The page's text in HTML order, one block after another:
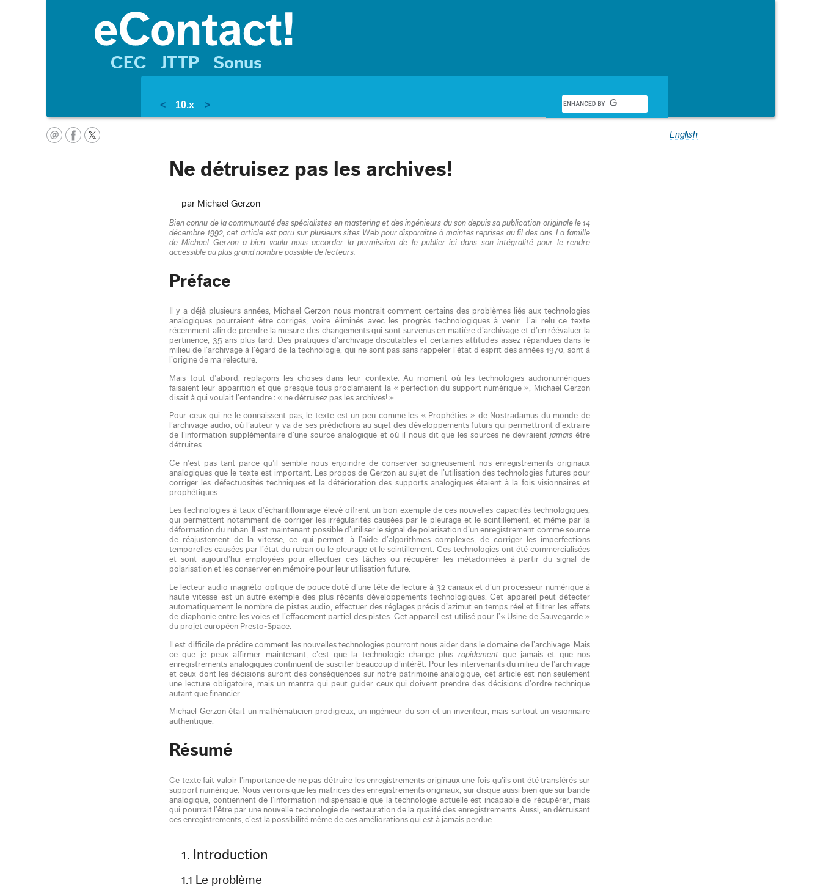
CEC JTTP Sonus
< 10.x >
English
Ne détruisez pas les archives!
par Michael Gerzon
Bien connu de la communauté des spécialistes en mastering et des ingénieurs du son depuis sa publication originale le 14
décembre 1992, cet article est paru sur plusieurs sites Web pour disparaître à maintes reprises au fil des ans. La famille
de Michael Gerzon a bien voulu nous accorder la permission de le publier ici dans son intégralité pour le rendre
accessible au plus grand nombre possible de lecteurs.
Préface
Il y a déjà plusieurs années, Michael Gerzon nous montrait comment certains des problèmes liés aux technologies
analogiques pourraient être corrigés, voire éliminés avec les progrès technologiques à venir. J’ai relu ce texte
récemment afin de prendre la mesure des changements qui sont survenus en matière d’archivage et d’en réévaluer la
pertinence, 35 ans plus tard. Des pratiques d’archivage discutables et certaines attitudes assez répandues dans le
milieu de l’archivage à l’égard de la technologie, qui ne sont pas sans rappeler l’état d’esprit des années 1970, sont à
l’origine de ma relecture.
Mais tout d’abord, replaçons les choses dans leur contexte. Au moment où les technologies audionumériques
faisaient leur apparition et que presque tous proclamaient la « perfection du support numérique », Michael Gerzon
disait à qui voulait l’entendre : « ne détruisez pas les archives! »
Pour ceux qui ne le connaissent pas, le texte est un peu comme les « Prophéties » de Nostradamus du monde de
l’archivage audio, où l’auteur y va de ses prédictions au sujet des développements futurs qui permettront d’extraire
de l’information supplémentaire d’une source analogique et où il nous dit que les sources ne devraientjamais être
détruites.
Ce n’est pas tant parce qu’il semble nous enjoindre de conserver soigneusement nos enregistrements originaux
analogiques que le texte est important. Les propos de Gerzon au sujet de l’utilisation des technologies futures pour
corriger les défectuosités techniques et la détérioration des supports analogiques étaient à la fois visionnaires et
prophétiques.
Les technologies à taux d’échantillonnage élevé offrent un bon exemple de ces nouvelles capacités technologiques,
qui permettent notamment de corriger les irrégularités causées par le pleurage et le scintillement, et même par la
déformation du ruban. Il est maintenant possible d’utiliser le signal de polarisation d’un enregistrement comme source
de réajustement de la vitesse, ce qui permet, à l’aide d’algorithmes complexes, de corriger les imperfections
temporelles causées par l’état du ruban ou le pleurage et le scintillement. Ces technologies ont été commercialisées
et sont aujourd’hui employées pour effectuer ces tâches ou récupérer les métadonnées à partir du signal de
polarisation et les conserver en mémoire pour leur utilisation future.
Le lecteur audio magnéto-optique de pouce doté d’une tête de lecture à 32 canaux et d’un processeur numérique à
haute vitesse est un autre exemple des plus récents développements technologiques. Cet appareil peut détecter
automatiquement le nombre de pistes audio, effectuer des réglages précis d’azimut en temps réel et filtrer les effets
de diaphonie entre les voies et l’effacement partiel des pistes. Cet appareil est utilisé pour l’« Usine de Sauvegarde »
du projet européen Presto-Space.
Il est difficile de prédire comment les nouvelles technologies pourront nous aider dans le domaine de l’archivage. Mais
ce que je peux affirmer maintenant, c’est que la technologie change plus rapidementque jamais et que nos
enregistrements analogiques continuent de susciter beaucoup d’intérêt. Pour les intervenants du milieu de l’archivage
et ceux dont les décisions auront des conséquences sur notre patrimoine analogique, cet article est non seulement
une lecture obligatoire, mais un mantra qui peut guider ceux qui doivent prendre des décisions d’ordre technique
autant que financier.
Michael Gerzon était un mathématicien prodigieux, un ingénieur du son et un inventeur, mais surtout un visionnaire
authentique.
Résumé
Ce texte fait valoir l’importance de ne pas détruire les enregistrements originaux une fois qu’ils ont été transférés sur
support numérique. Nous verrons que les matrices des enregistrements originaux, sur disque aussi bien que sur bande
analogique, contiennent de l’information indispensable que la technologie actuelle est incapable de récupérer, mais
qui pourrait l’être par une nouvelle technologie de restauration de la qualité des enregistrements. Aussi, en détruisant
ces enregistrements, c’est la possibilité même de ces améliorations qui est à jamais perdue.
1. Introduction
1.1 Le problème